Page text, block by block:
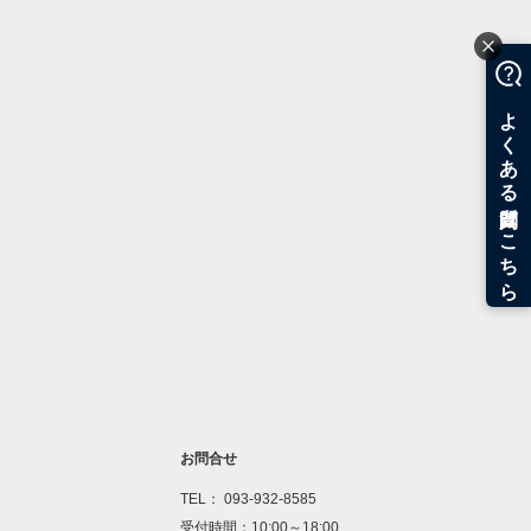
お問合せ
TEL： 093-932-8585
受付時間：10:00～18:00